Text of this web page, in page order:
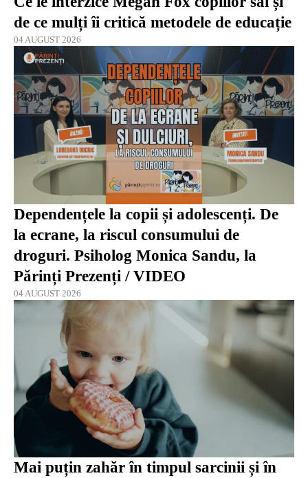
de ce mulți îi critică metodele de educație
04 AUGUST 2026
Dependențele la copii și adolescenți. De
la ecrane, la riscul consumului de
droguri. Psiholog Monica Sandu, la
Părinți Prezenți / VIDEO
04 AUGUST 2026
Mai puțin zahăr în timpul sarcinii și în